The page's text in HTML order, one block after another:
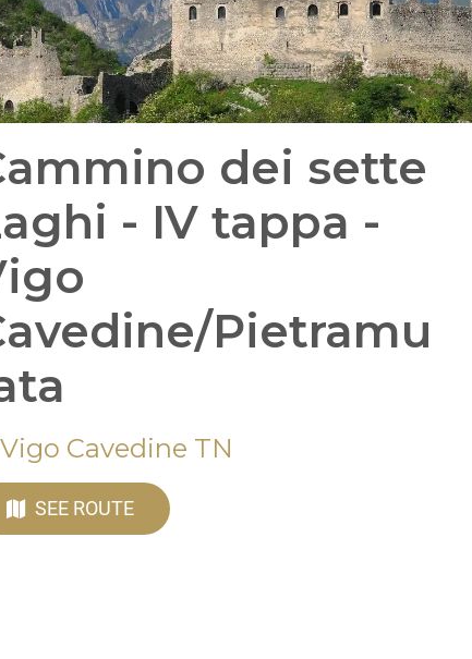
dei sette
- IV tappa -
Pietramu
Vigo Cavedine TN
SEE ROUTE